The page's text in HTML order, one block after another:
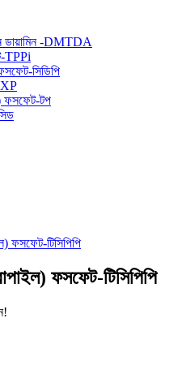
ডায়ামিন -DMTDA
TPPi
সিডিপি
ফসফেট-টপ
ফসফেট-টিসিপিপি
ফসফেট-টিসিপিপি